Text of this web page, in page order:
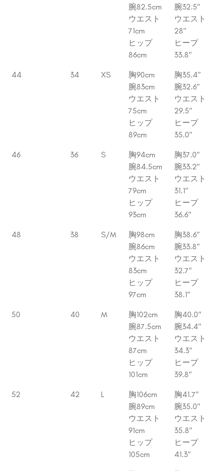
腕82.5cm
ウエスト
71cm
ヒップ
86cm
腕32.5″
ウエスト
28″
ヒープ
33.8″
44 34 XS
胸90cm
腕83cm
ウエスト
75cm
ヒップ
89cm
胸35.4″
腕32.6″
ウエスト
29.5″
ヒープ
35.0″
46 36 S
胸94cm
腕84.5cm
ウエスト
79cm
ヒップ
93cm
胸37.0″
腕33.2″
ウエスト
31.1″
ヒープ
36.6″
48 38 S/M
胸98cm
腕86cm
ウエスト
83cm
ヒップ
97cm
胸38.6″
腕33.8″
ウエスト
32.7″
ヒープ
38.1″
50 40 M
胸102cm
腕87.5cm
ウエスト
87cm
ヒップ
101cm
胸40.0″
腕34.4″
ウエスト
34.3″
ヒープ
39.8″
52 42 L
胸106cm
腕89cm
ウエスト
91cm
ヒップ
105cm
胸41.7″
腕35.0″
ウエスト
35.8″
ヒープ
41.3″